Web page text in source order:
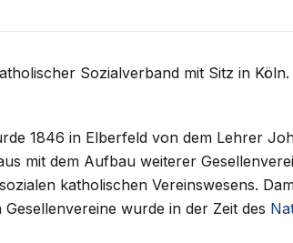
Sozialverband mit Sitz in
1846 in Elberfeld von dem Lehrer
mit dem Aufbau weiterer
katholischen Vereinswesens.
wurde in der Zeit des